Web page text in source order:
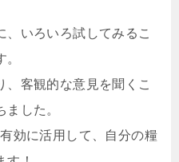
、いろいろ試してみるこ
、客観的な意見を聞くこ
した。
効に活用して、自分の糧